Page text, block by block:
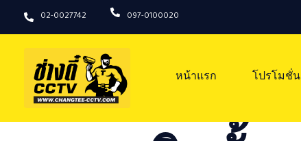
02-0027742 097-0100020
หน้าแรก โปรโมชั่น